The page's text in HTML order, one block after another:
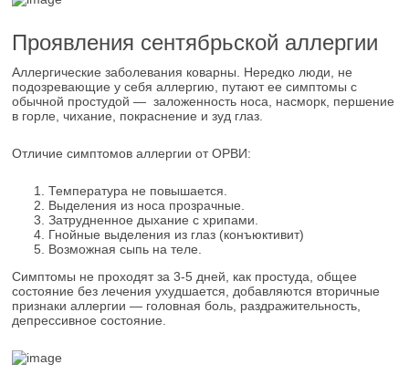
Проявления сентябрьской аллергии
Аллергические заболевания коварны. Нередко люди, не
подозревающие у себя аллергию, путают ее симптомы с
обычной простудой ― заложенность носа, насморк, першение
в горле, чихание, покраснение и зуд глаз.
Отличие симптомов аллергии от ОРВИ:
Температура не повышается.
Выделения из носа прозрачные.
Затрудненное дыхание с хрипами.
Гнойные выделения из глаз (конъюктивит)
Возможная сыпь на теле.
Симптомы не проходят за 3-5 дней, как простуда, общее
состояние без лечения ухудшается, добавляются вторичные
признаки аллергии ― головная боль, раздражительность,
депрессивное состояние.